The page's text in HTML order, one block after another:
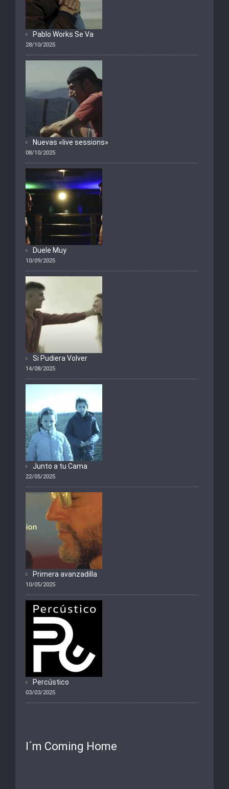
Pablo Works Se Va
28/10/2025
Nuevas «live sessions»
08/10/2025
Duele Muy
10/09/2025
Si Pudiera Volver
14/08/2025
Junto a tu Cama
22/05/2025
Primera avanzadilla
10/05/2025
Percústico
03/03/2025
I´m Coming Home